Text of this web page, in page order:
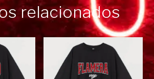
relacionados